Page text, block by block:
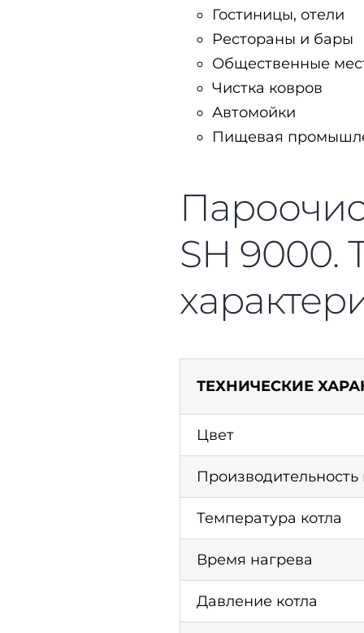
Гостиницы, отели
Рестораны и бары
Общественные
Чистка ковров
Автомойки
Пищевая
SH 9000.
ТЕХНИЧЕСКИЕ
Цвет
Производительность
Температура котла
Время нагрева
Давление котла